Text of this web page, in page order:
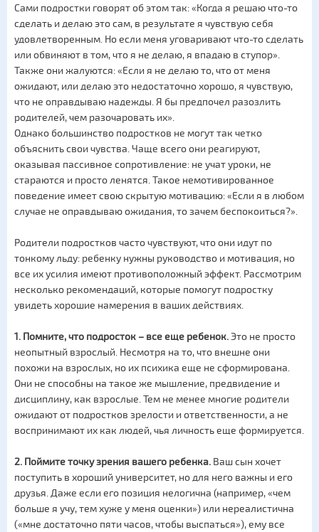
Сами подростки говорят об этом так: «Когда я решаю что-то
сделать и делаю это сам, в результате я чувствую себя
удовлетворенным. Но если меня уговаривают что-то сделать
или обвиняют в том, что я не делаю, я впадаю в ступор».
Также они жалуются: «Если я не делаю то, что от меня
ожидают, или делаю это недостаточно хорошо, я чувствую,
что не оправдываю надежды. Я бы предпочел разозлить
родителей, чем разочаровать их».
Однако большинство подростков не могут так четко
объяснить свои чувства. Чаще всего они реагируют,
оказывая пассивное сопротивление: не учат уроки, не
стараются и просто ленятся. Такое немотивированное
поведение имеет свою скрытую мотивацию: «Если я в любом
случае не оправдываю ожидания, то зачем беспокоиться?».
Родители подростков часто чувствуют, что они идут по
тонкому льду: ребенку нужны руководство и мотивация, но
все их усилия имеют противоположный эффект. Рассмотрим
несколько рекомендаций, которые помогут подростку
увидеть хорошие намерения в ваших действиях.
1. Помните, что подросток – все еще ребенок.Это не просто
неопытный взрослый. Несмотря на то, что внешне они
похожи на взрослых, но их психика еще не сформирована.
Они не способны на такое же мышление, предвидение и
дисциплину, как взрослые. Тем не менее многие родители
ожидают от подростков зрелости и ответственности, а не
воспринимают их как людей, чья личность еще формируется.
2. Поймите точку зрения вашего ребенка. Ваш сын хочет
поступить в хороший университет, но для него важны и его
друзья. Даже если его позиция нелогична (например, «чем
больше я учу, тем хуже у меня оценки») или нереалистична
(«мне достаточно пяти часов, чтобы выспаться»), ему все